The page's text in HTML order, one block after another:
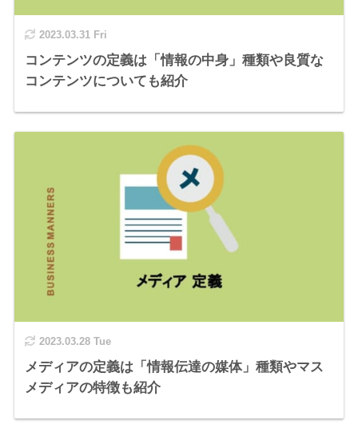
2023.03.31 Fri
コンテンツの定義は「情報の中身」種類や良質な
コンテンツについても紹介
2023.03.28 Tue
メディアの定義は「情報伝達の媒体」種類やマス
メディアの特徴も紹介